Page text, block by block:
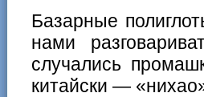
Базарные
нами
случались
китайски —